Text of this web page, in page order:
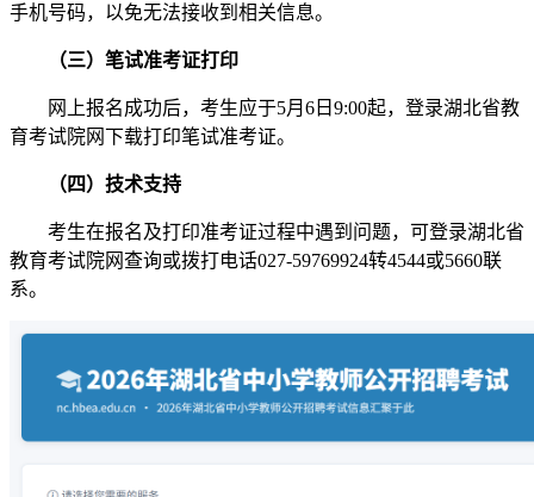
手机号码，以免无法接收到相关信息。
（三）笔试准考证打印
网上报名成功后，考生应于5月6日9:00起，登录湖北省教
育考试院网下载打印笔试准考证。
（四）技术支持
考生在报名及打印准考证过程中遇到问题，可登录湖北省
教育考试院网查询或拨打电话027-59769924转4544或5660联
系。